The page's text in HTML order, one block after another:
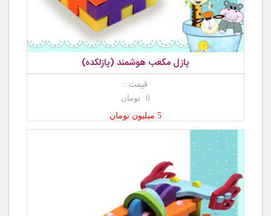
پازل مکعب هوشمند (پازلکده)
قیمت :
0 تومان
5 میلیون تومان